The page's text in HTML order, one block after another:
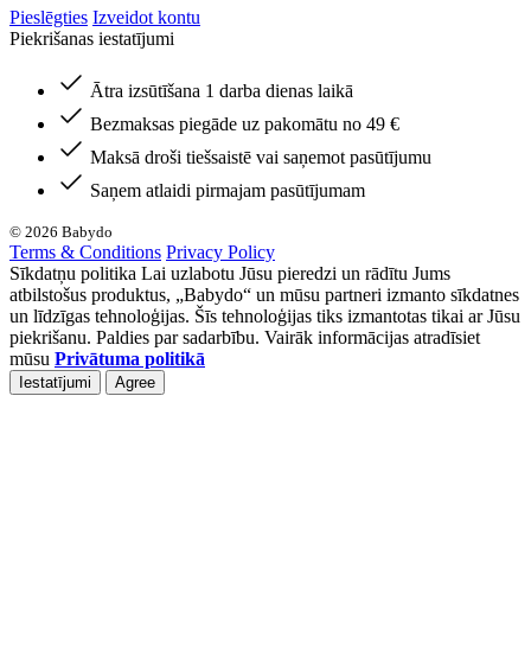
Pieslēgties Izveidot kontu
Piekrišanas iestatījumi
Ātra izsūtīšana 1 darba dienas laikā
Bezmaksas piegāde uz pakomātu no 49 €
Maksā droši tiešsaistē vai saņemot pasūtījumu
Saņem atlaidi pirmajam pasūtījumam
© 2026 Babydo
Terms & Conditions Privacy Policy
Sīkdatņu politika Lai uzlabotu Jūsu pieredzi un rādītu Jums
atbilstošus produktus, „Babydo“ un mūsu partneri izmanto sīkdatnes
un līdzīgas tehnoloģijas. Šīs tehnoloģijas tiks izmantotas tikai ar Jūsu
piekrišanu. Paldies par sadarbību. Vairāk informācijas atradīsiet
mūsu Privātuma politikā
Iestatījumi Agree